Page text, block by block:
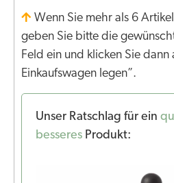
Wenn Sie mehr als 6
geben Sie bitte die
Feld ein und klicken Sie dann
Einkaufswagen legen”.
Unser Ratschlag für ein
besseres Produkt: